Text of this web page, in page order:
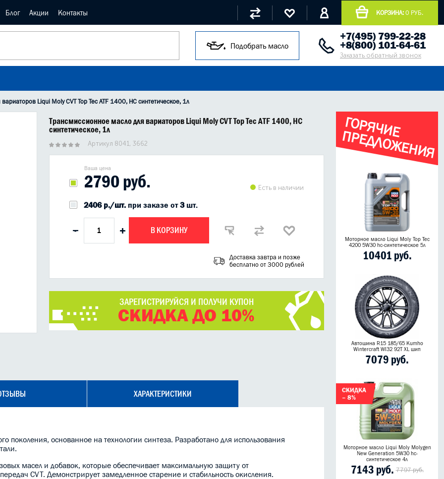
Блог Акции Контакты КОРЗИНА: 0 РУБ.
Подобрать масло
+7(495) 799-22-28
+8(800) 101-64-61
Заказать обратный звонок
Liqui Moly CVT Top Tec ATF 1400, HC синтетическое, 1л
Трансмиссионное масло для вариаторов Liqui Moly CVT Top Tec ATF 1400, HC
синтетическое, 1л
Артикул 8041, 3662
Ваша цена
2790 руб. Есть в наличии
2406 р./шт.при заказе от3шт.
- + В КОРЗИНУ
Доставка завтра и позже
бесплатно от 3000 рублей
ЗАРЕГИСТРИРУЙСЯ И ПОЛУЧИ КУПОН
СКИДКА ДО 10%
ХАРАКТЕРИСТИКИ
поколения, основанное на технологии синтеза. Разработано для использования
масел и добавок, которые обеспечивает максимальную защиту от
CVT. Демонстрирует замедленное старение и стабильность окисления.
Г
О
Р
Я
Ч
И
Е
П
Р
Е
Д
Л
О
Ж
Е
Н
И
Я
Моторное масло Liqui Moly Top Tec
4200 5W30 hc-синтетическое 5л
10401 руб.
Автошина R15 185/65 Kumho
Wintercraft WI32 92T XL шип
7079 руб.
СКИДКА
– 8%
Моторное масло Liqui Moly Molygen
New Generation 5W30 hc-
синтетическое 4л
7143 руб. 7797 руб.